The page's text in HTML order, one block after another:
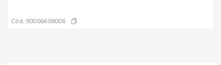
Cód.:90006609006